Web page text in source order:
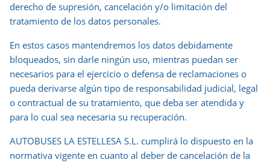
derecho de supresión, cancelación y/o limitación del
tratamiento de los datos personales.
En estos casos mantendremos los datos debidamente
bloqueados, sin darle ningún uso, mientras puedan ser
necesarios para el ejercicio o defensa de reclamaciones o
pueda derivarse algún tipo de responsabilidad judicial, legal
o contractual de su tratamiento, que deba ser atendida y
para lo cual sea necesaria su recuperación.
AUTOBUSES LA ESTELLESA S.L. cumplirá lo dispuesto en la
normativa vigente en cuanto al deber de cancelación de la